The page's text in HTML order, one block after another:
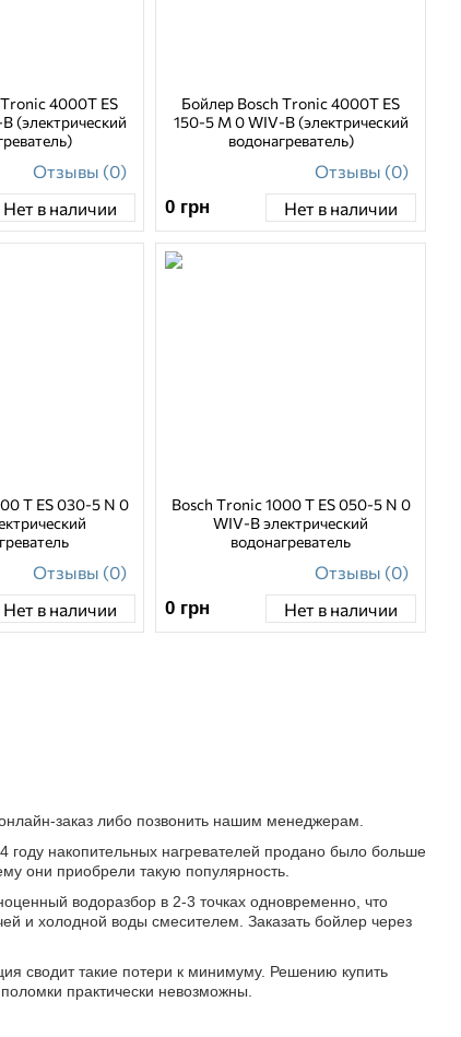
4000T ES
(электрический
Отзывы (0)
Нет в наличии
Бойлер Bosch Tronic 4000T ES
150-5 M 0 WIV-B (электрический
водонагреватель)
Отзывы (0)
0 грн Нет в наличии
T ES 030-5 N 0
Отзывы (0)
Нет в наличии
Bosch Tronic 1000 T ES 050-5 N 0
WIV-B электрический
водонагреватель
Отзывы (0)
0 грн Нет в наличии
заказ либо позвонить нашим менеджерам.
году накопительных нагревателей продано было больше
они приобрели такую популярность.
водоразбор в 2-3 точках одновременно, что
и холодной воды смесителем. Заказать бойлер через
сводит такие потери к минимуму. Решению купить
практически невозможны.